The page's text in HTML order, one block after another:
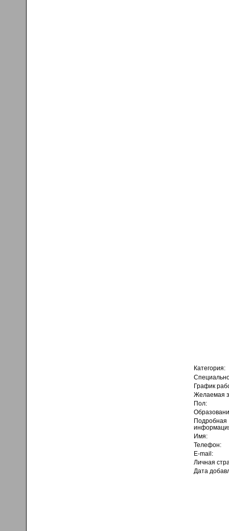
Категория:
График
Желаемая
Пол:
Подробная
Имя:
Телефон:
E-mail:
Личная
Дата